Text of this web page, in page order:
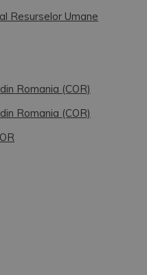
Resurselor Umane
Romania (COR)
Romania (COR)